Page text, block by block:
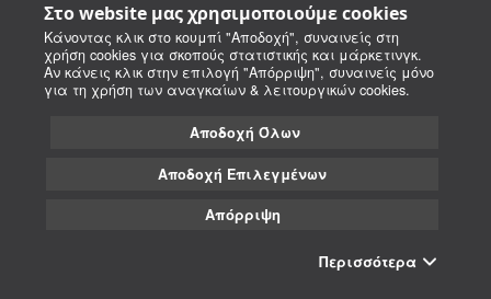
Στο website μας χρησιμοποιούμε cookies
Κάνοντας κλικ στο κουμπί "Αποδοχή", συναινείς στη
χρήση cookies για σκοπούς στατιστικής και μάρκετινγκ.
Αν κάνεις κλικ στην επιλογή "Απόρριψη", συναινείς μόνο
για τη χρήση των αναγκαίων & λειτουργικών cookies.
Αποδοχή Όλων
Αποδοχή Επιλεγμένων
Απόρριψη
Περισσότερα